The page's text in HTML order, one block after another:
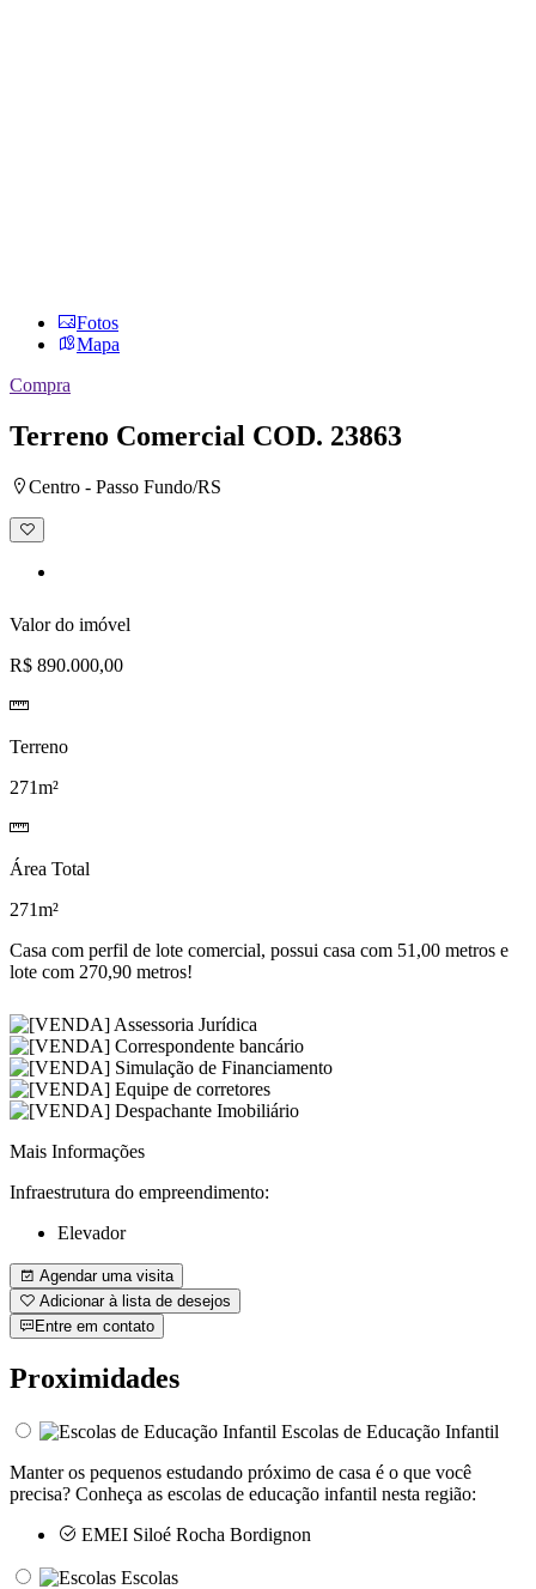
Fotos
Mapa
Compra
Terreno Comercial COD. 23863
Centro - Passo Fundo/RS
Adicionar
à
Valor do imóvel
R$ 890.000,00
Terreno
271m²
Área Total
271m²
Casa com perfil de lote comercial, possui casa com 51,00 metros e
lote com 270,90 metros!
Mais Informações
Infraestrutura do empreendimento:
Elevador
Agendar uma visita
Adicionar à lista de desejos
Entre em contato
Proximidades
Escolas de Educação Infantil
Manter os pequenos estudando próximo de casa é o que você
precisa? Conheça as escolas de educação infantil nesta região:
EMEI Siloé Rocha Bordignon
Escolas